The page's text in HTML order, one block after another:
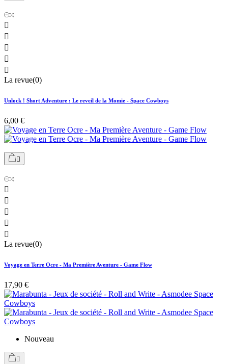





La revue(0)
Unlock ! Short Adventure : Le reveil de la Momie - Space Cowboys
6,00 €






La revue(0)
Voyage en Terre Ocre - Ma Première Aventure - Game Flow
17,90 €
Nouveau
